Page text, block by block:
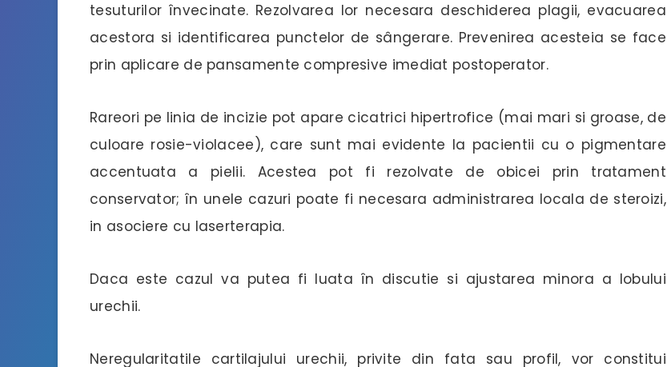
tesuturilor învecinate. Rezolvarea lor necesara deschiderea plagii, evacuarea
acestora si identificarea punctelor de sângerare. Prevenirea acesteia se face
prin aplicare de pansamente compresive imediat postoperator.
Rareori pe linia de incizie pot apare cicatrici hipertrofice (mai mari si groase, de
culoare rosie-violacee), care sunt mai evidente la pacientii cu o pigmentare
accentuata a pielii. Acestea pot fi rezolvate de obicei prin tratament
conservator; în unele cazuri poate fi necesara administrarea locala de steroizi,
in asociere cu laserterapia.
Daca este cazul va putea fi luata în discutie si ajustarea minora a lobului
urechii.
Neregularitatile cartilajului urechii, privite din fata sau profil, vor constitui